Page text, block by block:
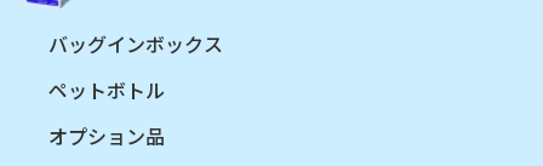
バッグインボックス
ペットボトル
オプション品